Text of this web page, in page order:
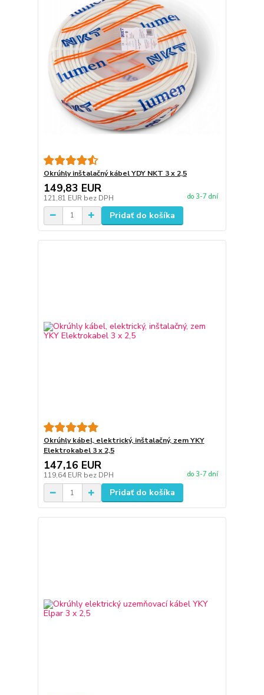
Okrúhly inštalačný kábel YDY NKT 3 x 2,5
149,83 EUR
121,81 EUR bez DPH do 3-7 dní
Pridať do košíka
Okrúhly kábel, elektrický, inštalačný, zem YKY
Elektrokabel 3 x 2,5
147,16 EUR
119,64 EUR bez DPH do 3-7 dní
Pridať do košíka